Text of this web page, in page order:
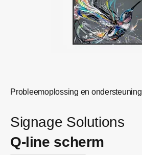
Probleemoplossing en ondersteuning
Signage Solutions
Q-line scherm